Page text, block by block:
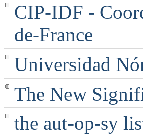
CIP-IDF -
de-France
Universidad
The New
the aut-op-sy